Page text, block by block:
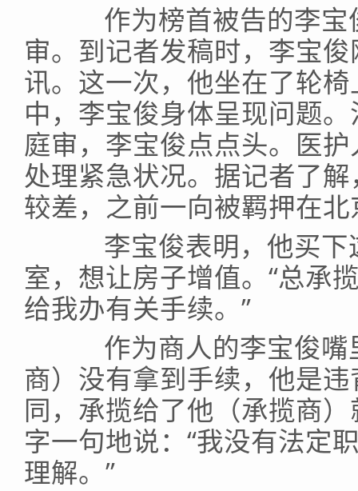
作为榜首被告的李宝
审。到记者发稿时，李宝
讯。这一次，他坐在了轮
中，李宝俊身体呈现问题
庭审，李宝俊点点头。医
处理紧急状况。据记者了
较差，之前一向被羁押在
李宝俊表明，他买下
室，想让房子增值。“总承
给我办有关手续。”
作为商人的李宝俊嘴
商）没有拿到手续，他是
同，承揽给了他（承揽商
字一句地说：“我没有法定
理解。”